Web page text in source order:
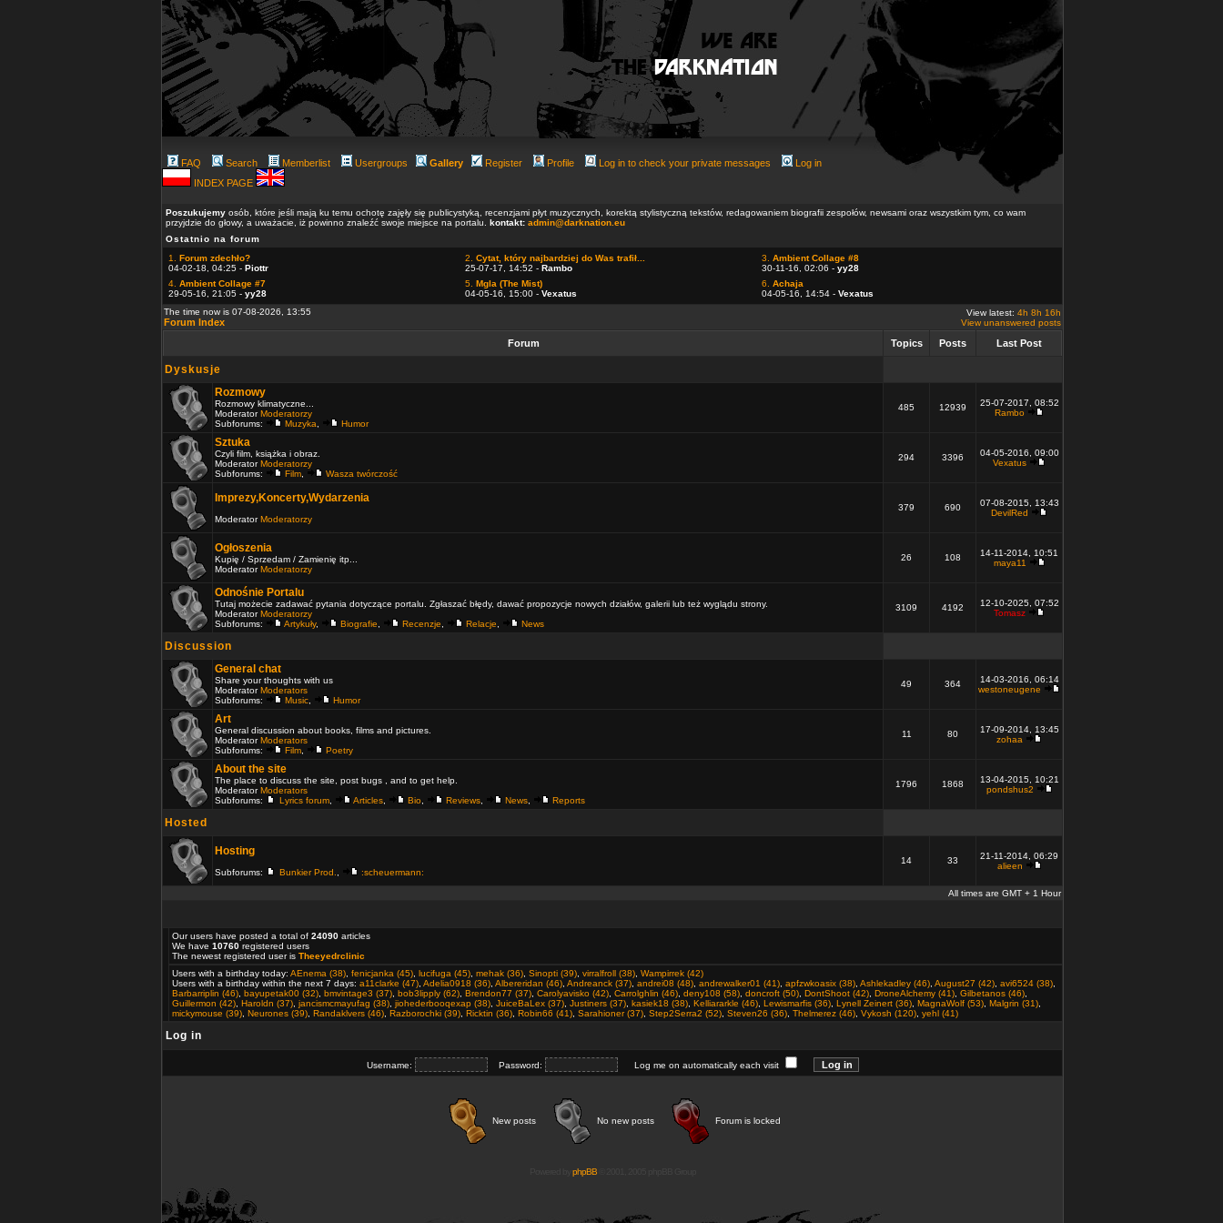
FAQ Search Memberlist Usergroups Gallery Register Profile Log in to check your private messages
Log in
INDEX PAGE
Poszukujemy osób, które jeśli mają ku temu ochotę zajęły się publicystyką, recenzjami płyt muzycznych, korektą stylistyczną tekstów, redagowaniem biografii zespołów, newsami oraz wszystkim tym, co wam
przyjdzie do głowy, a uważacie, iż powinno znaleźć swoje miejsce na portalu. kontakt: admin@darknation.eu
Ostatnio na forum
1. Forum zdechło?
04-02-18, 04:25 - Piottr
2. Cytat, który najbardziej do Was trafił...
25-07-17, 14:52 - Rambo
3. Ambient Collage #8
30-11-16, 02:06 - yy28
4. Ambient Collage #7
29-05-16, 21:05 - yy28
5. Mgla (The Mist)
04-05-16, 15:00 - Vexatus
6. Achaja
04-05-16, 14:54 - Vexatus
The time now is 07-08-2026, 13:55
Forum Index
View latest: 4h 8h 16h
View unanswered posts
Forum Topics Posts Last Post
Dyskusje
Rozmowy
Rozmowy klimatyczne...
ModeratorModeratorzy
Subforums:
Muzyka Humor
485 12939
25-07-2017, 08:52
Rambo
Sztuka
Czyli film, książka i obraz.
ModeratorModeratorzy
Subforums:
Film Wasza twórczość
294 3396
04-05-2016, 09:00
Vexatus
Imprezy,Koncerty,Wydarzenia
ModeratorModeratorzy
379 690
07-08-2015, 13:43
DevilRed
Ogłoszenia
Kupię / Sprzedam / Zamienię itp...
ModeratorModeratorzy
26 108
14-11-2014, 10:51
maya11
Odnośnie Portalu
Tutaj możecie zadawać pytania dotyczące portalu. Zgłaszać błędy, dawać propozycje nowych działów, galerii lub też wyglądu strony.
ModeratorModeratorzy
Subforums:
Artykuły, Biografie Recenzje Relacje News
3109 4192
12-10-2025, 07:52
Tomasz
Discussion
General chat
Share your thoughts with us
ModeratorModerators
Subforums:
Music Humor
49 364
14-03-2016, 06:14
westoneugene
Art
General discussion about books, films and pictures.
ModeratorModerators
Subforums:
Film Poetry
11 80
17-09-2014, 13:45
zohaa
About the site
The place to discuss the site, post bugs , and to get help.
ModeratorModerators
Subforums:
Lyrics forum Articles Bio Reviews News Reports
1796 1868
13-04-2015, 10:21
pondshus2
Hosted
Hosting
Subforums: Bunkier Prod. :scheuermann:
14 33
21-11-2014, 06:29
alieen
All times are GMT + 1 Hour
Our users have posted a total of 24090 articles
We have 10760 registered users
The newest registered user is Theeyedrclinic
Users with a birthday today: AEnema (38) fenicjanka (45) lucifuga (45) mehak (36) Sinopti (39) virralfroll (38) Wampirrek (42)
Users with a birthday within the next 7 days: a11clarke (47) Adelia0918 (36) Albereridan (46) Andreanck (37) andrei08 (48) andrewalker01 (41) apfzwkoasix (38) Ashlekadley (46) August27 (42) avi6524 (38)
Barbarriplin (46) bayupetak00 (32) bmvintage3 (37) bob3lipply (62) Brendon77 (37) Carolyavisko (42) Carrolghlin (46) deny108 (58) doncroft (50) DontShoot (42) DroneAlchemy (41) Gilbetanos (46)
Guillermon (42) Haroldn (37) jancismcmayufag (38) jiohederbooqexap (38) JuiceBaLex (37) Justiners (37) kasiek18 (38) Kelliararkle (46) Lewismarfis (36) Lynell Zeinert (36) MagnaWolf (53) Malgrin (31)
mickymouse (39) Neurones (39) Randaklvers (46) Razborochki (39) Ricktin (36) Robin66 (41) Sarahioner (37) Step2Serra2 (52) Steven26 (36) Thelmerez (46) Vykosh (120) yehl (41)
Log in
Username: Password: Log me on automatically each visit
New posts No new posts Forum is locked
phpBB© 2001, 2005 phpBB Group